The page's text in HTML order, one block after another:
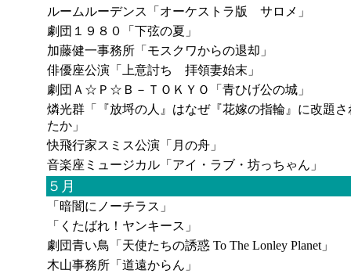
ルームルーデンス「オーケストラ版 サロメ」
劇団１９８０「下弦の夏」
加藤健一事務所「モスクワからの退却」
俳優座公演「上意討ち 拝領妻始末」
劇団Ａ☆Ｐ☆Ｂ－ＴＯＫＹＯ「青ひげ公の城」
燐光群「『放埒の人』はなぜ『花嫁の指輪』に改題
たか」
快飛行家スミス公演「月の舟」
音楽座ミュージカル「アイ・ラブ・坊っちゃん」
５月
「暗闇にノーチラス」
「くたばれ！ヤンキース」
劇団青い鳥「天使たちの誘惑 To The Lonley Planet」
木山事務所「道遠からん」